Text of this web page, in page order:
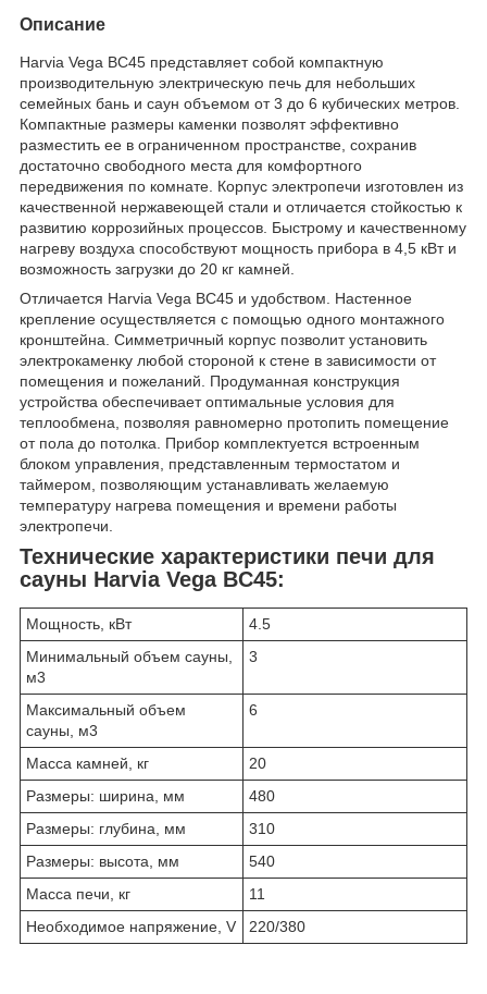
Описание
Harvia Vega BC45 представляет собой компактную
производительную электрическую печь для небольших
семейных бань и саун объемом от 3 до 6 кубических метров.
Компактные размеры каменки позволят эффективно
разместить ее в ограниченном пространстве, сохранив
достаточно свободного места для комфортного
передвижения по комнате. Корпус электропечи изготовлен из
качественной нержавеющей стали и отличается стойкостью к
развитию коррозийных процессов. Быстрому и качественному
нагреву воздуха способствуют мощность прибора в 4,5 кВт и
возможность загрузки до 20 кг камней.
Отличается Harvia Vega BC45 и удобством. Настенное
крепление осуществляется с помощью одного монтажного
кронштейна. Симметричный корпус позволит установить
электрокаменку любой стороной к стене в зависимости от
помещения и пожеланий. Продуманная конструкция
устройства обеспечивает оптимальные условия для
теплообмена, позволяя равномерно протопить помещение
от пола до потолка. Прибор комплектуется встроенным
блоком управления, представленным термостатом и
таймером, позволяющим устанавливать желаемую
температуру нагрева помещения и времени работы
электропечи.
Технические характеристики печи для
сауны Harvia Vega BC45:
Мощность, кВт
4.5
Минимальный объем сауны,
м3
3
Максимальный объем
сауны, м3
6
Масса камней, кг
20
Размеры: ширина, мм
480
Размеры: глубина, мм
310
Размеры: высота, мм
540
Масса печи, кг
11
Необходимое напряжение, V
220/380